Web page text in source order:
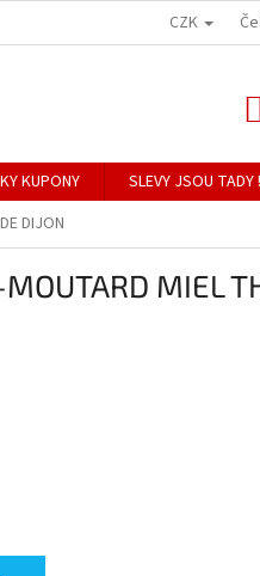
CZK
KUPONY SLEVY JSOU TADY !
DIJON
MIEL